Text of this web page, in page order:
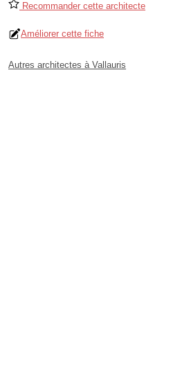
Recommander cette architecte
Améliorer cette fiche
Autres architectes à Vallauris